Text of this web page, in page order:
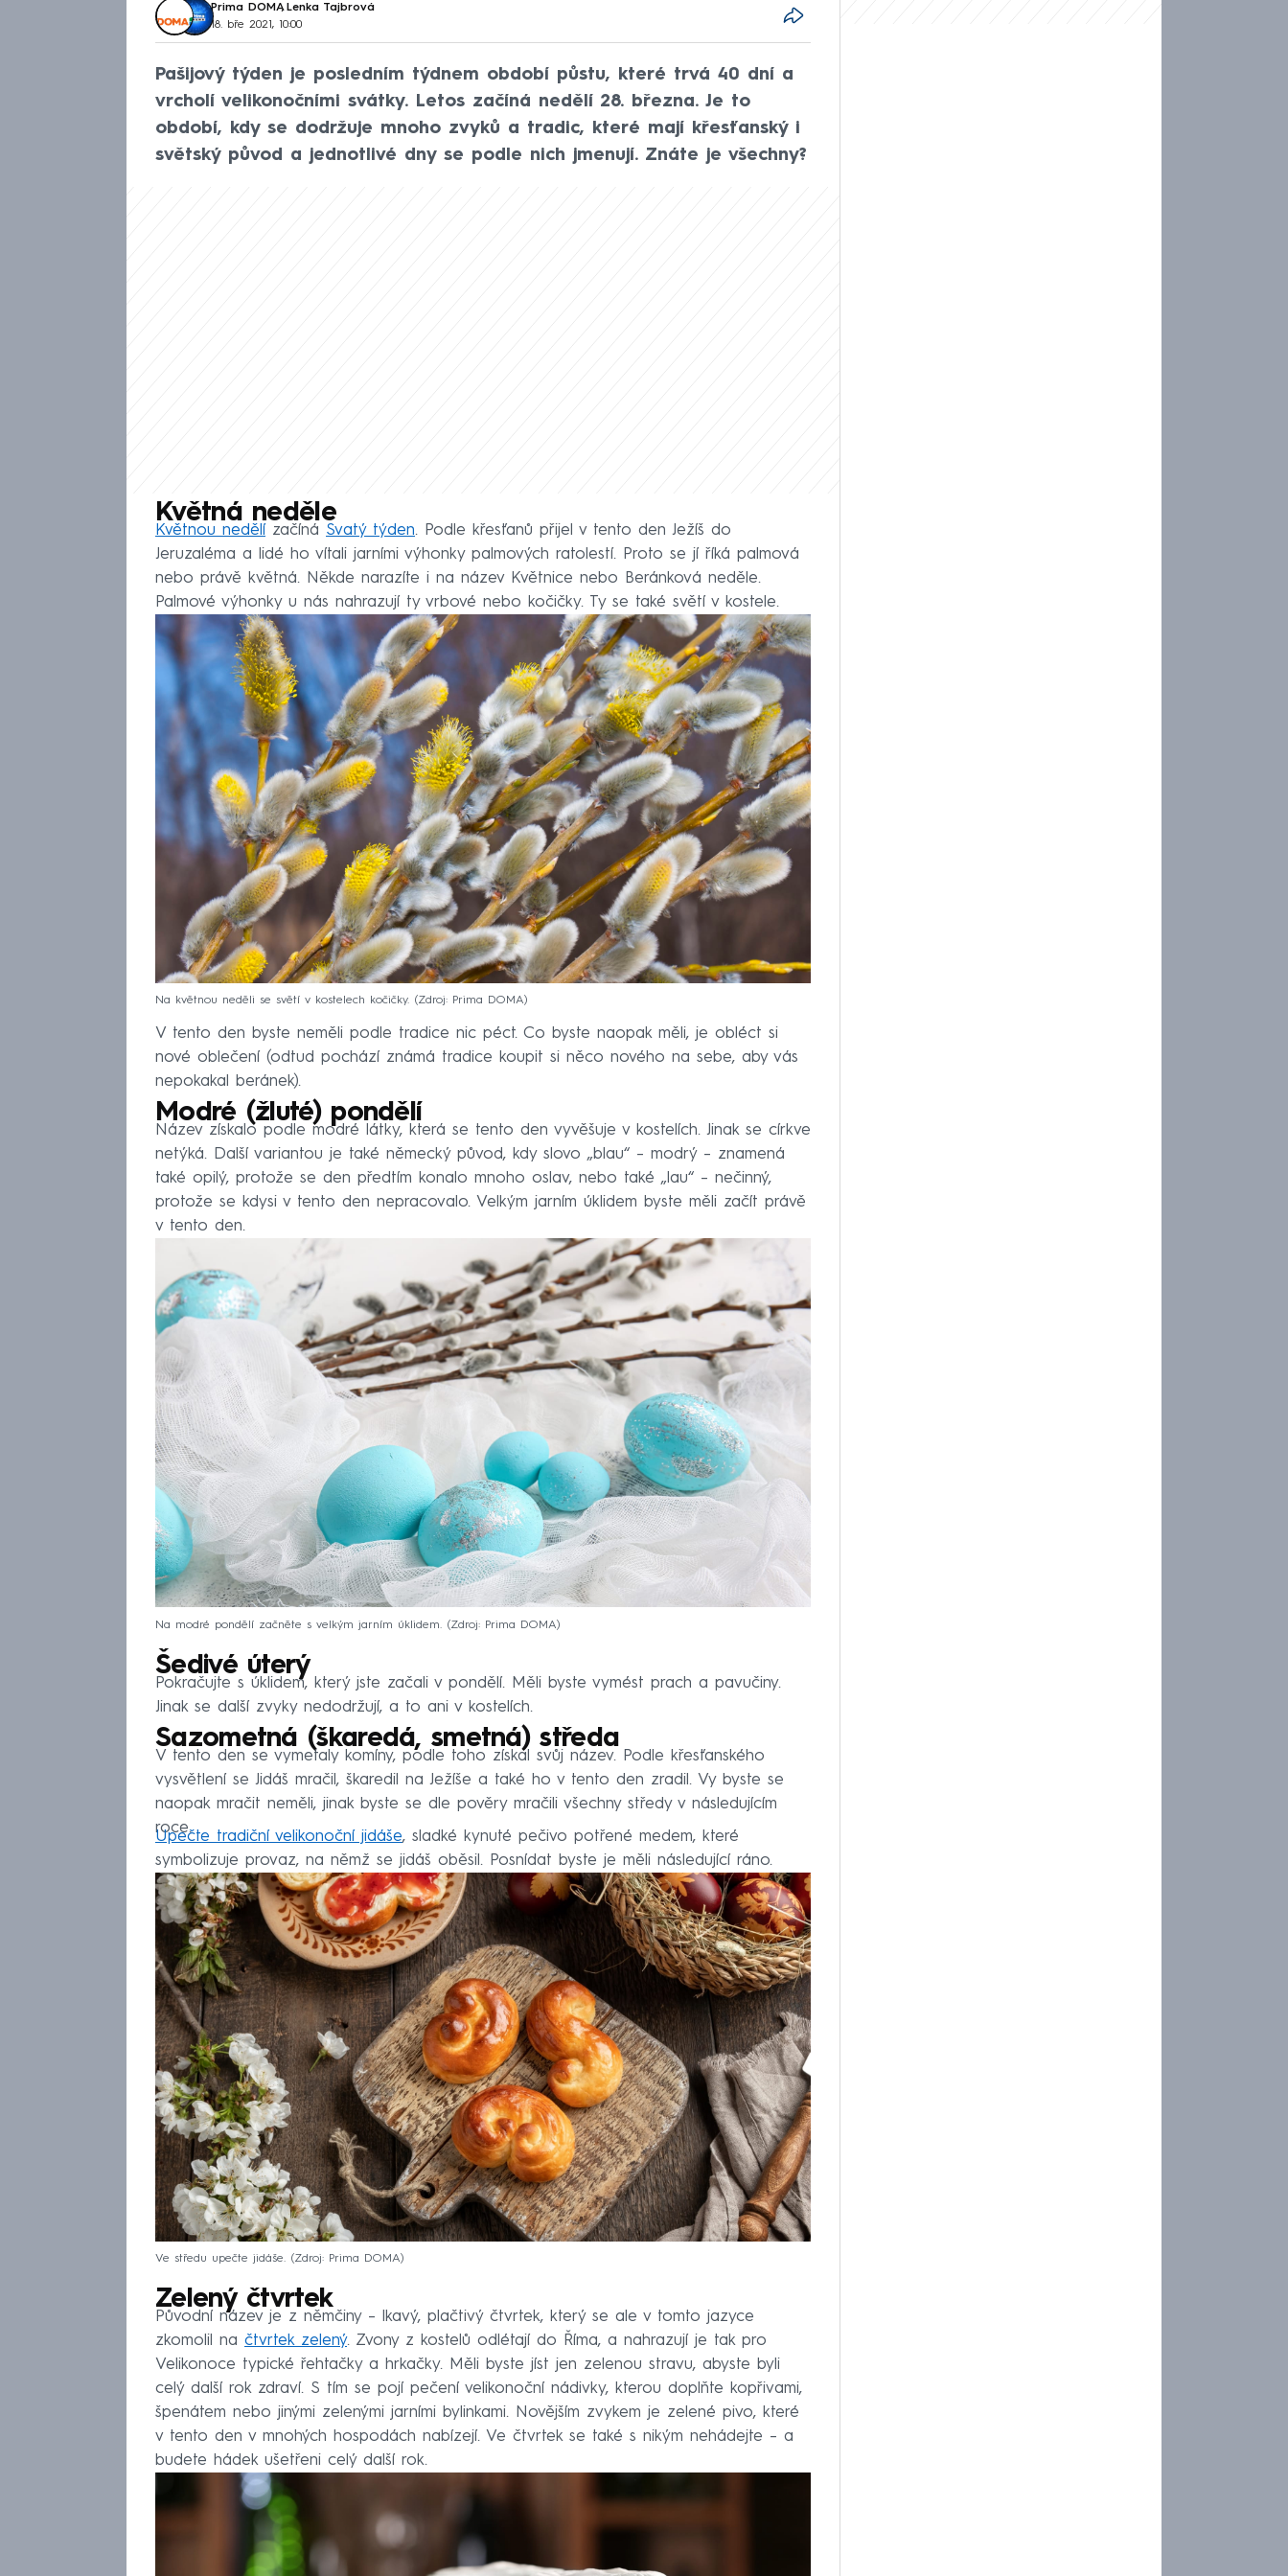
Prima DOMA, Lenka Tajbrová
18. bře 2021, 10:00
Pašijový týden je posledním týdnem období půstu, které trvá 40 dní a
vrcholí velikonočními svátky. Letos začíná nedělí 28. března. Je to
období, kdy se dodržuje mnoho zvyků a tradic, které mají křesťanský i
světský původ a jednotlivé dny se podle nich jmenují. Znáte je všechny?
Květná neděle
Květnou nedělí začíná Svatý týden. Podle křesťanů přijel v tento den Ježíš do
Jeruzaléma a lidé ho vítali jarními výhonky palmových ratolestí. Proto se jí říká palmová
nebo právě květná. Někde narazíte i na název Květnice nebo Beránková neděle.
Palmové výhonky u nás nahrazují ty vrbové nebo kočičky. Ty se také světí v kostele.
Na květnou neděli se světí v kostelech kočičky. Zdroj: Prima DOMA
V tento den byste neměli podle tradice nic péct. Co byste naopak měli, je obléct si
nové oblečení (odtud pochází známá tradice koupit si něco nového na sebe, aby vás
nepokakal beránek).
Modré (žluté) pondělí
Název získalo podle modré látky, která se tento den vyvěšuje v kostelích. Jinak se církve
netýká. Další variantou je také německý původ, kdy slovo „blau“ – modrý – znamená
také opilý, protože se den předtím konalo mnoho oslav, nebo také „lau“ – nečinný,
protože se kdysi v tento den nepracovalo. Velkým jarním úklidem byste měli začít právě
v tento den.
Na modré pondělí začněte s velkým jarním úklidem. Zdroj: Prima DOMA
Šedivé úterý
Pokračujte s úklidem, který jste začali v pondělí. Měli byste vymést prach a pavučiny.
Jinak se další zvyky nedodržují, a to ani v kostelích.
Sazometná (škaredá, smetná) středa
V tento den se vymetaly komíny, podle toho získal svůj název. Podle křesťanského
vysvětlení se Jidáš mračil, škaredil na Ježíše a také ho v tento den zradil. Vy byste se
naopak mračit neměli, jinak byste se dle pověry mračili všechny středy v následujícím
roce.
Upečte tradiční velikonoční jidáše, sladké kynuté pečivo potřené medem, které
symbolizuje provaz, na němž se jidáš oběsil. Posnídat byste je měli následující ráno.
Ve středu upečte jidáše. Zdroj: Prima DOMA
Zelený čtvrtek
Původní název je z němčiny – lkavý, plačtivý čtvrtek, který se ale v tomto jazyce
zkomolil na čtvrtek zelený. Zvony z kostelů odlétají do Říma, a nahrazují je tak pro
Velikonoce typické řehtačky a hrkačky. Měli byste jíst jen zelenou stravu, abyste byli
celý další rok zdraví. S tím se pojí pečení velikonoční nádivky, kterou doplňte kopřivami,
špenátem nebo jinými zelenými jarními bylinkami. Novějším zvykem je zelené pivo, které
v tento den v mnohých hospodách nabízejí. Ve čtvrtek se také s nikým nehádejte – a
budete hádek ušetřeni celý další rok.